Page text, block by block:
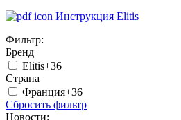
Инструкция Elitis
Фильтр:
Бренд
Elitis+36
Страна
Франция+36
Сбросить фильтр
Новости: